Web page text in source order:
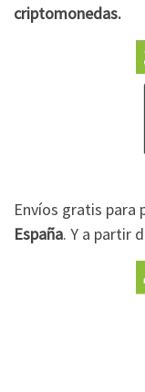
criptomonedas.
Envíos gratis para
España. Y a partir